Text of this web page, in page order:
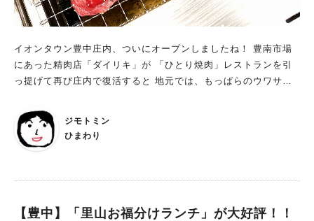
イオンタウン豊中庄内、ついにオープンしましたね！ 豊南市場
にあった精肉店「ダイリキ」が 「ひとり焼肉」レストランを引
っ提げて再び庄内で復活すると 地元では、もっぱらのウワサ。
たので、オープン初日に行ってきました！ 囲まれる安心感！一
席ずつに無煙ロースターが ダイリキの「ひとり焼肉」は、イナ
ロク側から入ってすぐ。 精肉店との併設でわかりやすい場所に
ブル席もありましたが、やっぱり挑戦してみたい、 「ぼっち
ジモトミン
ひまわり
【豊中】「里山お福分けランチ」が大好評！！